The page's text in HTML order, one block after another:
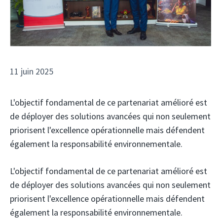
11 juin 2025
L'objectif fondamental de ce partenariat amélioré est
de déployer des solutions avancées qui non seulement
priorisent l'excellence opérationnelle mais défendent
également la responsabilité environnementale.
L'objectif fondamental de ce partenariat amélioré est
de déployer des solutions avancées qui non seulement
priorisent l'excellence opérationnelle mais défendent
également la responsabilité environnementale.